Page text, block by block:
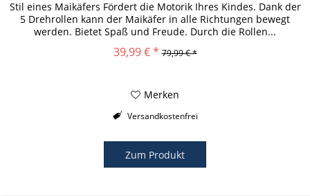
Stil eines Maikäfers Fördert die Motorik Ihres Kindes. Dank der
5 Drehrollen kann der Maikäfer in alle Richtungen bewegt
werden. Bietet Spaß und Freude. Durch die Rollen...
39,99 € * 79,99 € *
Merken
Versandkostenfrei
Zum Produkt